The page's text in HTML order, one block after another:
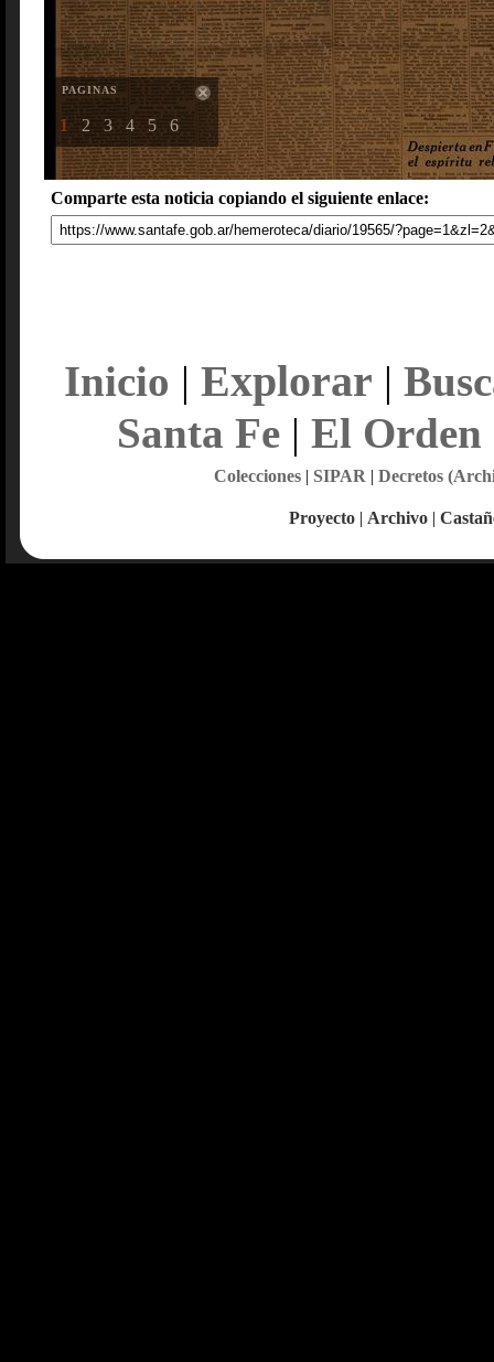
PAGINAS
1 2 3 4 5 6
Comparte esta noticia copiando el siguiente enlace:
Inicio | Explorar |
Santa Fe| El Orden
Colecciones| SIPAR | Decretos
Proyecto | Archivo |